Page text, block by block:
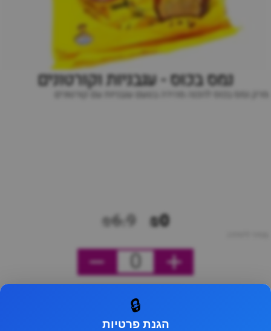
נמס בכוס - עגבניות וקורטונים
מרק נמס בכוס להכנה מהירה בטעם עגבניות עם קורטונים
₪0
₪6.9
0
🔒
הגנת פרטיות